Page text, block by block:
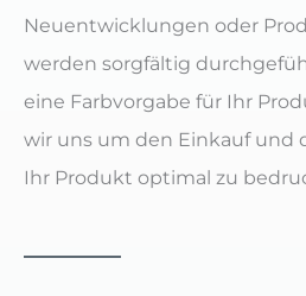
Neuentwicklungen oder
werden sorgfältig
eine Farbvorgabe für Ihr
wir uns um den Einkauf und
Ihr Produkt optimal zu